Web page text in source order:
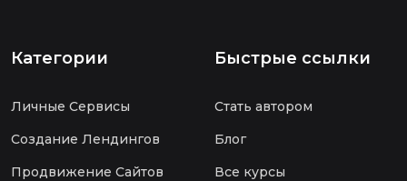
Категории
Личные Сервисы
Создание Лендингов
Продвижение Сайтов
Быстрые ссылки
Стать автором
Блог
Все курсы